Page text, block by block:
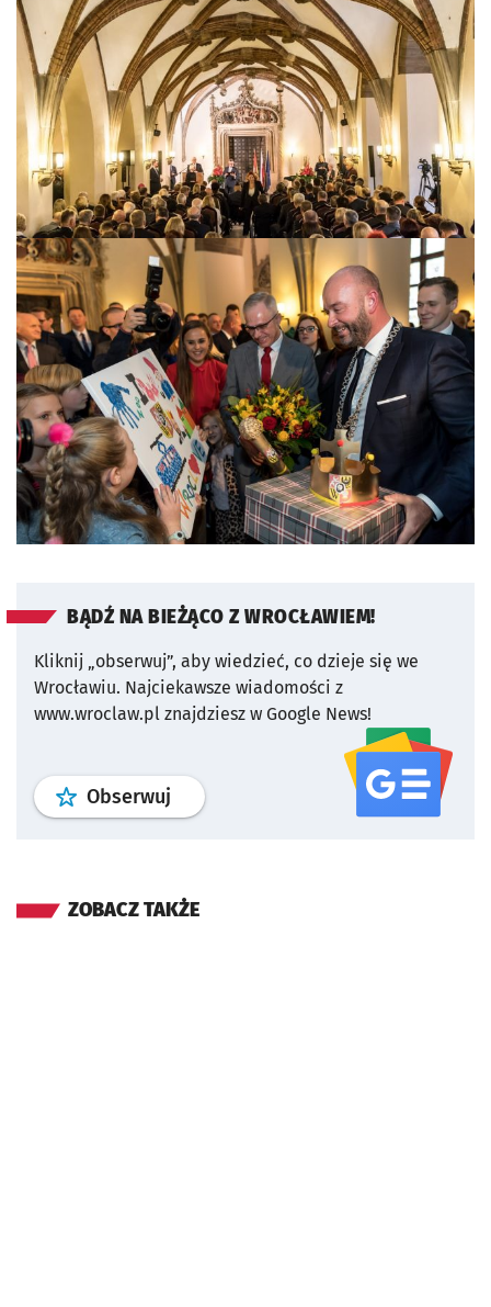
BĄDŹ NA BIEŻĄCO Z WROCŁAWIEM!
Kliknij „obserwuj”, aby wiedzieć, co dzieje się we
Wrocławiu. Najciekawsze wiadomości z
www.wroclaw.pl znajdziesz w Google News!
Obserwuj profil serwisu
ZOBACZ TAKŻE